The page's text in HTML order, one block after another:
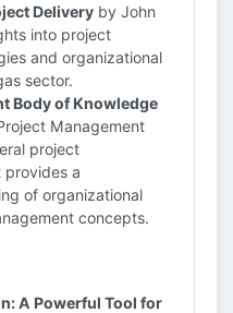
Delivery by John
into project
and organizational
sector.
Body of Knowledge
Management
project
provides a
of organizational
concepts.
A Powerful Tool for